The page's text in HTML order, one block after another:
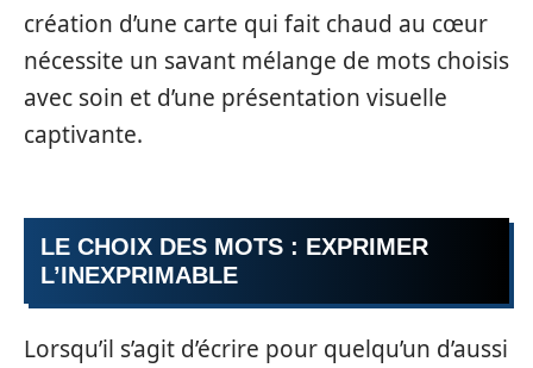
création d’une carte qui fait chaud au cœur
nécessite un savant mélange de mots choisis
avec soin et d’une présentation visuelle
captivante.
LE CHOIX DES MOTS : EXPRIMER
L’INEXPRIMABLE
Lorsqu’il s’agit d’écrire pour quelqu’un d’aussi